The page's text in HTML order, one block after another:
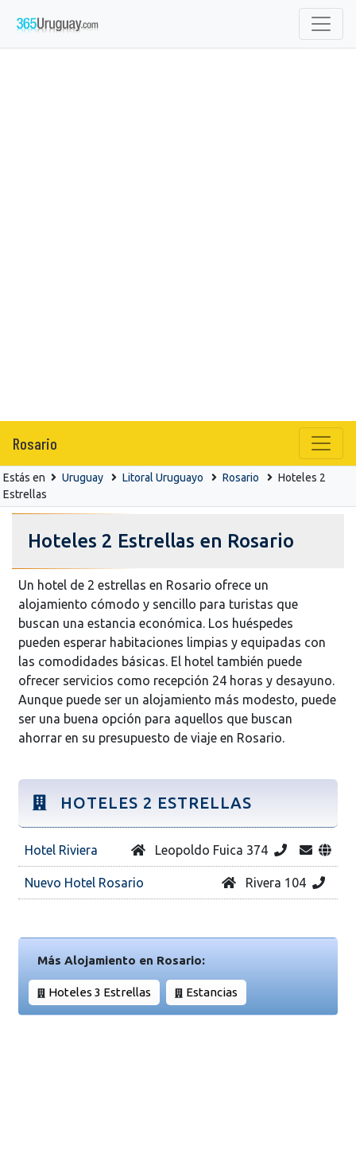
Rosario
Estás en Uruguay Litoral Uruguayo Rosario
Hoteles 2
Estrellas
Hoteles 2 Estrellas en Rosario
Un hotel de 2 estrellas en Rosario ofrece un
alojamiento cómodo y sencillo para turistas que
buscan una estancia económica. Los huéspedes
pueden esperar habitaciones limpias y equipadas con
las comodidades básicas. El hotel también puede
ofrecer servicios como recepción 24 horas y desayuno.
Aunque puede ser un alojamiento más modesto, puede
ser una buena opción para aquellos que buscan
ahorrar en su presupuesto de viaje en Rosario.
HOTELES 2 ESTRELLAS
Hotel Riviera Leopoldo Fuica 374
Nuevo Hotel Rosario Rivera 104
Más Alojamiento en Rosario:
Hoteles 3 Estrellas Estancias